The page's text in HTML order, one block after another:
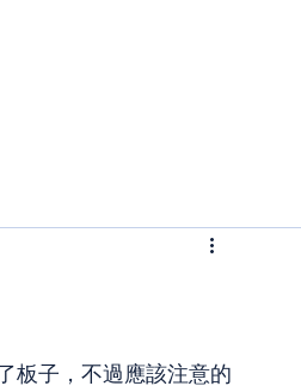
板子，不過應該注意的